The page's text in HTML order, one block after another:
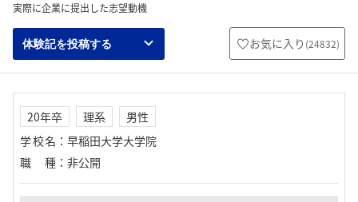
実際に企業に提出した志望動機
体験記を投稿する お気に入り (24832)
20年卒 理系
男性
学校名 ： 早稲田大学大学院
職種 ： 非公開